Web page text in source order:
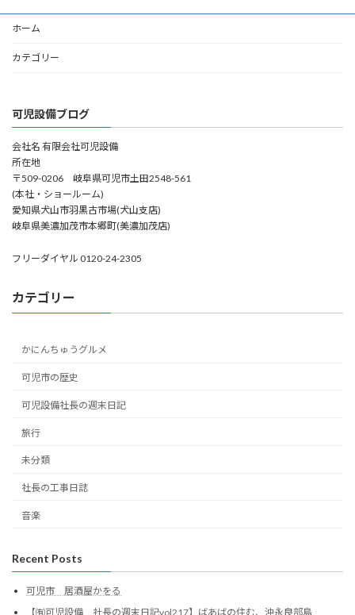
ホーム
カテゴリー
可児設備ブログ
会社名 有限会社可児設備
所在地
〒509-0206 岐阜県可児市土田2548-561
(本社・ショールーム)
愛知県犬山市羽黒古市場(犬山支店)
岐阜県美濃加茂市本郷町(美濃加茂店)
フリーダイヤル 0120-24-2305
カテゴリー
かにんちゅうグルメ
可児市の歴史
可児設備社長の週末日記
旅行
未分類
社長の工事日誌
音楽
Recent Posts
可児市 居酒屋かをる
【㈲可児設備 社長の週末日記vol217】ばあばの住む、沖永良部島